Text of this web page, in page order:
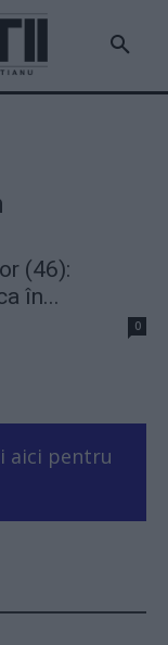
(46):
în...
0
aici pentru